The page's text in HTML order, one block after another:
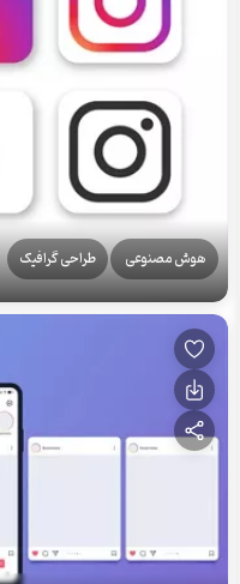
هوش مصنوعی طراحی گرافیک